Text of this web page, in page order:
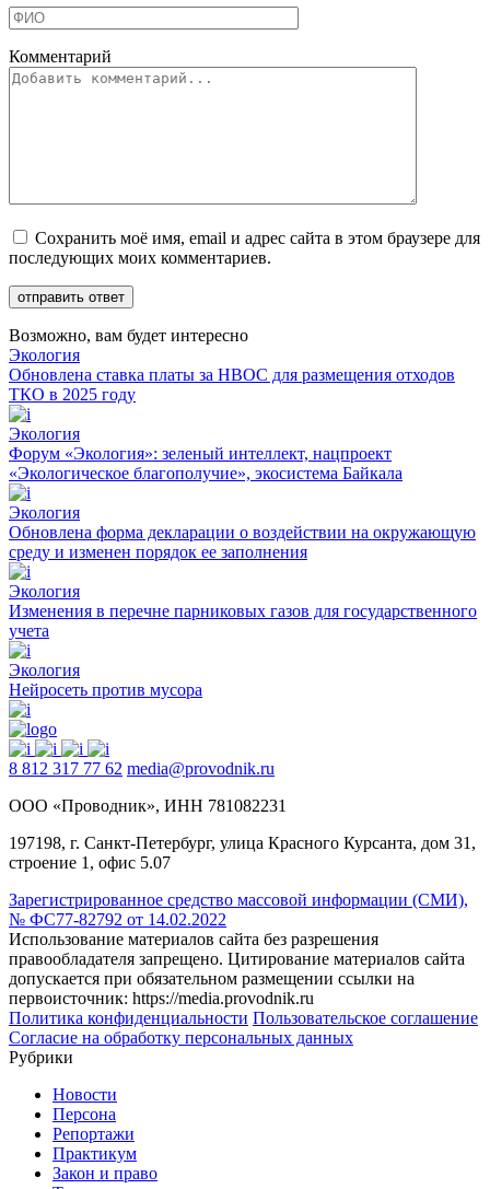
Комментарий
Сохранить моё имя, email и адрес сайта в этом браузере для
последующих моих комментариев.
Возможно, вам будет интересно
Экология
Обновлена ставка платы за НВОС для размещения отходов
ТКО в 2025 году
Экология
Форум «Экология»: зеленый интеллект, нацпроект
«Экологическое благополучие», экосистема Байкала
Экология
Обновлена форма декларации о воздействии на окружающую
среду и изменен порядок ее заполнения
Экология
Изменения в перечне парниковых газов для государственного
учета
Экология
Нейросеть против мусора
8 812 317 77 62 media@provodnik.ru
ООО «Проводник», ИНН 781082231
197198, г. Санкт-Петербург, улица Красного Курсанта, дом 31,
строение 1, офис 5.07
Зарегистрированное средство массовой информации (СМИ),
№ ФС77-82792 от 14.02.2022
Использование материалов сайта без разрешения
правообладателя запрещено. Цитирование материалов сайта
допускается при обязательном размещении ссылки на
первоисточник: https://media.provodnik.ru
Политика конфиденциальности Пользовательское соглашение
Согласие на обработку персональных данных
Рубрики
Новости
Персона
Репортажи
Практикум
Закон и право